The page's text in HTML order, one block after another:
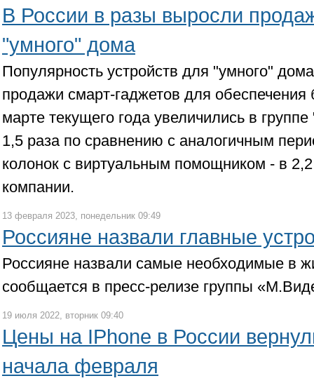
В России в разы выросли
"умного" дома
Популярность устройств для "умного"
продажи смарт-гаджетов для обеспечения
марте текущего года увеличились в
1,5 раза по сравнению с аналогичным
колонок с виртуальным помощником - в 2,2
компании.
13 февраля 2023, понедельник 09:49
Россияне назвали главные
Россияне назвали самые необходимые в
сообщается в пресс-релизе группы
19 июля 2022, вторник 09:40
Цены на IPhone в России
начала февраля